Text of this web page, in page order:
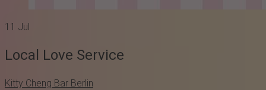
11 Jul
Local Love Service
Kitty Cheng Bar Berlin